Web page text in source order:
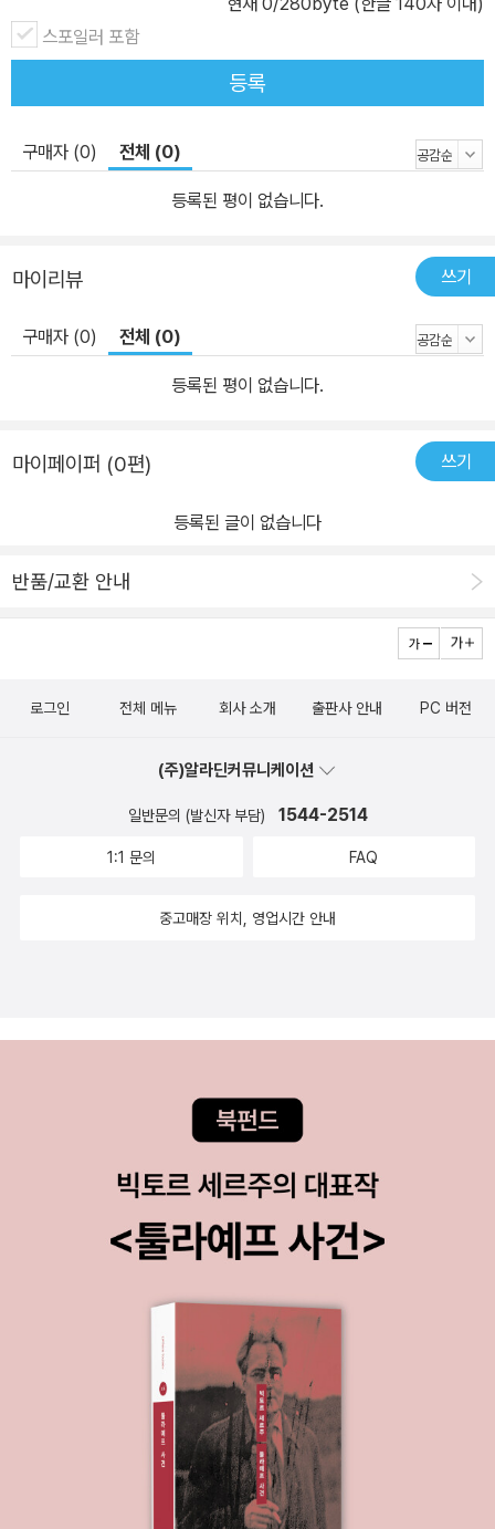
스포일러 포함
등록
구매자 (0) 전체 (0)
등록된 평이 없습니다.
마이리뷰 쓰기
구매자 (0) 전체 (0)
등록된 평이 없습니다.
마이페이퍼 (0편) 쓰기
등록된 글이 없습니다
반품/교환 안내
로그인 전체 메뉴 회사 소개 출판사 안내 PC 버전
(주)알라딘커뮤니케이션
일반문의 (발신자 부담) 1544-2514
1:1 문의 FAQ
중고매장 위치, 영업시간 안내